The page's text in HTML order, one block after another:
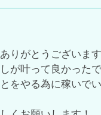
りがとうございます
が叶って良かった
をやる為に稼いで